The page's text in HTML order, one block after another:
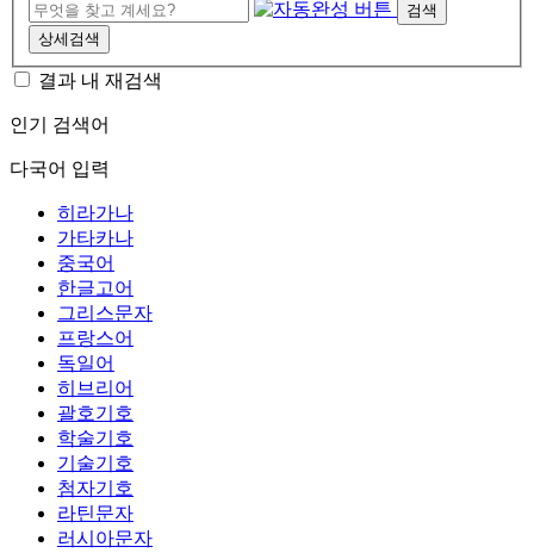
검색
상세검색
결과 내 재검색
인기 검색어
다국어 입력
히라가나
가타카나
중국어
한글고어
그리스문자
프랑스어
독일어
히브리어
괄호기호
학술기호
기술기호
첨자기호
라틴문자
러시아문자